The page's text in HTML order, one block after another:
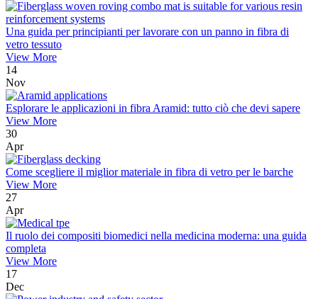
Una guida per principianti per lavorare con un panno in fibra di
vetro tessuto
View More
14
Nov
Esplorare le applicazioni in fibra Aramid: tutto ciò che devi sapere
View More
30
Apr
Come scegliere il miglior materiale in fibra di vetro per le barche
View More
27
Apr
Il ruolo dei compositi biomedici nella medicina moderna: una guida
completa
View More
17
Dec